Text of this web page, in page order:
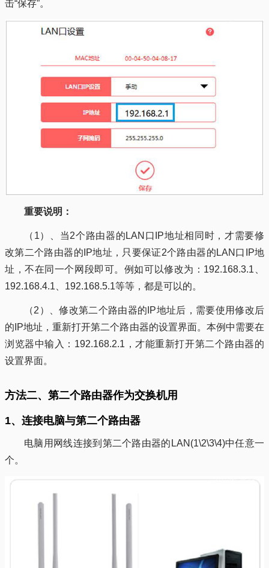
击“保存”。
重要说明：
（1）、当2个路由器的LAN口IP地址相同时，才需要修
改第二个路由器的IP地址，只要保证2个路由器的LAN口IP地
址，不在同一个网段即可。例如可以修改为：192.168.3.1、
192.168.4.1、192.168.5.1等等，都是可以的。
（2）、修改第二个路由器的IP地址后，需要使用修改后
的IP地址，重新打开第二个路由器的设置界面。本例中需要在
浏览器中输入：192.168.2.1，才能重新打开第二个路由器的
设置界面。
方法二、第二个路由器作为交换机用
1、连接电脑与第二个路由器
电脑用网线连接到第二个路由器的LAN(1\2\3\4)中任意一
个。